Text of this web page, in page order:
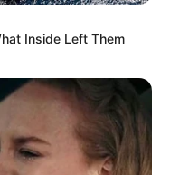
Inside Left Them